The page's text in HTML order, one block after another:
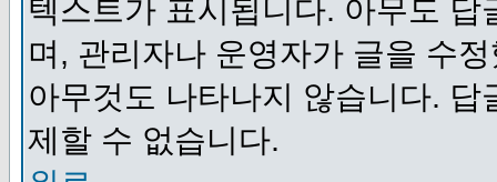
텍스트가 표시됩니다. 아무도
며, 관리자나 운영자가 글을 수
아무것도 나타나지 않습니다.
제할 수 없습니다.